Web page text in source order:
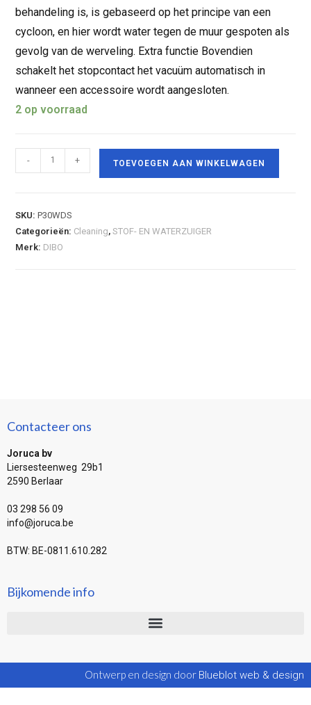
behandeling is, is gebaseerd op het principe van een
cycloon, en hier wordt water tegen de muur gespoten als
gevolg van de werveling. Extra functie Bovendien
schakelt het stopcontact het vacuüm automatisch in
wanneer een accessoire wordt aangesloten.
2 op voorraad
- + TOEVOEGEN AAN WINKELWAGEN
SKU:P30WDS
Categorieën: Cleaning,STOF- EN WATERZUIGER
Merk: DIBO
Contacteer ons
Joruca bv
Liersesteenweg 29b1
2590 Berlaar
03 298 56 09
info@joruca.be
BTW: BE-0811.610.282
Bijkomende info
Ontwerp en design door Blueblot web & design